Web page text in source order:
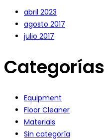
abril 2023
agosto 2017
julio 2017
Categorías
Equipment
Floor Cleaner
Materials
Sin categoría